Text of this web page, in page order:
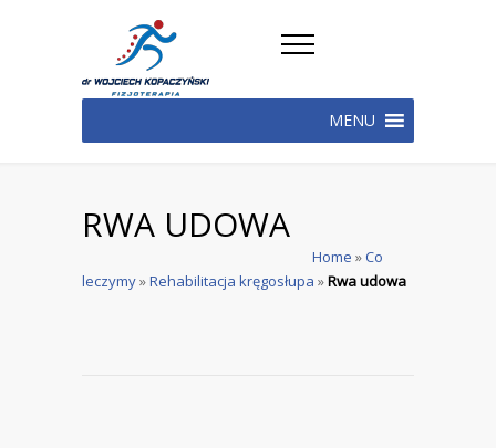
MENU
RWA UDOWA
Home »Co
leczymy»Rehabilitacja kręgosłupa »Rwa udowa